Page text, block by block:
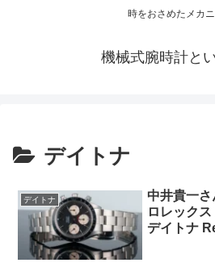
時をおさめたメカ
機械式腕時計と
デイトナ
デイトナ
中井貴一さ
ロレック
デイトナ